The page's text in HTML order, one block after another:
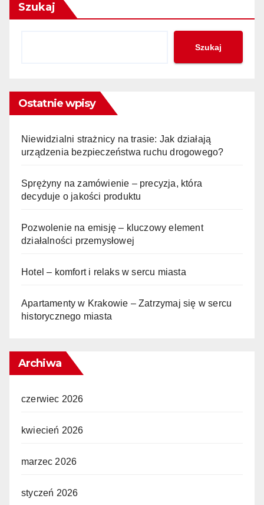
Szukaj
Szukaj
Ostatnie wpisy
Niewidzialni strażnicy na trasie: Jak działają
urządzenia bezpieczeństwa ruchu drogowego?
Sprężyny na zamówienie – precyzja, która
decyduje o jakości produktu
Pozwolenie na emisję – kluczowy element
działalności przemysłowej
Hotel – komfort i relaks w sercu miasta
Apartamenty w Krakowie – Zatrzymaj się w sercu
historycznego miasta
Archiwa
czerwiec 2026
kwiecień 2026
marzec 2026
styczeń 2026